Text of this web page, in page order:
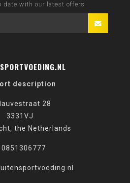
date with our latest offers
description
28
3331VJ
the Netherlands
0851306777